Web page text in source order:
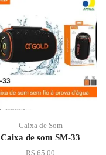
Caixa de Som
Caixa de som SM-33
R$ 65,00